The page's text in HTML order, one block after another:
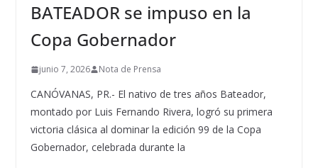
BATEADOR se impuso en la
Copa Gobernador
junio 7, 2026 Nota de Prensa
CANÓVANAS, PR.- El nativo de tres años Bateador,
montado por Luis Fernando Rivera, logró su primera
victoria clásica al dominar la edición 99 de la Copa
Gobernador, celebrada durante la